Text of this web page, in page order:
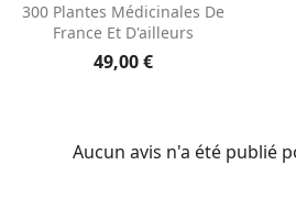
300 Plantes Médicinales De
France Et D'ailleurs
49,00 €
Aucun avis n'a été publié